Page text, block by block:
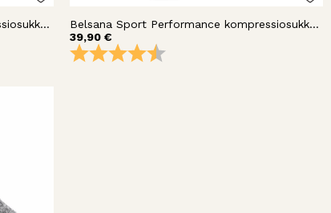
Belsana Sport Performance kompressiosukka polvi
Belsana Sport Performance kompressiosukka polvi
39,90 €
Arvio: